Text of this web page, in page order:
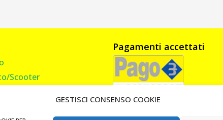
GESTISCI CONSENSO COOKIE
Scooter
Pagamenti accettati